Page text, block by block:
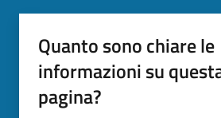
Quanto sono chiare le
informazioni su
pagina?